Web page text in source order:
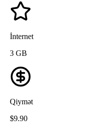
İnternet
3 GB
Qiymət
$9.90